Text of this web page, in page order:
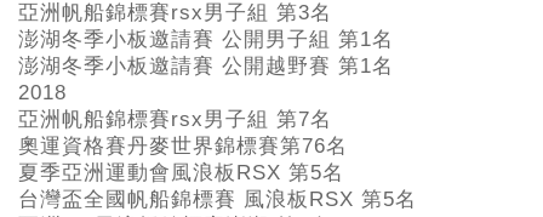
亞洲帆船錦標賽rsx男子組 第3名
澎湖冬季小板邀請賽 公開男子組 第1名
澎湖冬季小板邀請賽 公開越野賽 第1名
2018
亞洲帆船錦標賽rsx男子組 第7名
奧運資格賽丹麥世界錦標賽第76名
夏季亞洲運動會風浪板RSX 第5名
台灣盃全國帆船錦標賽 風浪板RSX 第5名